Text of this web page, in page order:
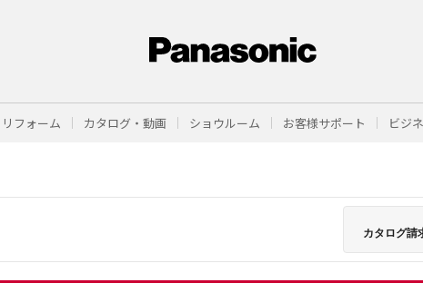
リフォーム カタログ・動画 ショウルーム お客様サポート ビジ
カタログ請